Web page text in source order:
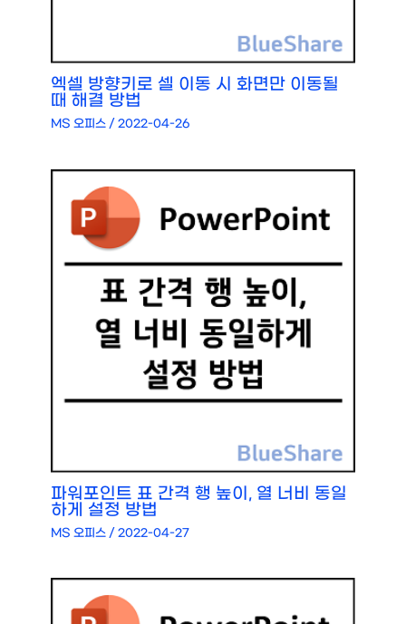
엑셀 방향키로 셀 이동 시 화면만 이동될
때 해결 방법
MS 오피스 /2022-04-26
파워포인트 표 간격 행 높이, 열 너비 동일
하게 설정 방법
MS 오피스 /2022-04-27